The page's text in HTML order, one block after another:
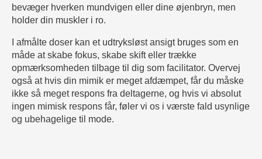
bevæger hverken mundvigen eller dine øjenbryn, men
holder din muskler i ro.
I afmålte doser kan et udtryksløst ansigt bruges som en
måde at skabe fokus, skabe skift eller trække
opmærksomheden tilbage til dig som facilitator. Overvej
også at hvis din mimik er meget afdæmpet, får du måske
ikke så meget respons fra deltagerne, og hvis vi absolut
ingen mimisk respons får, føler vi os i værste fald usynlige
og ubehagelige til mode.